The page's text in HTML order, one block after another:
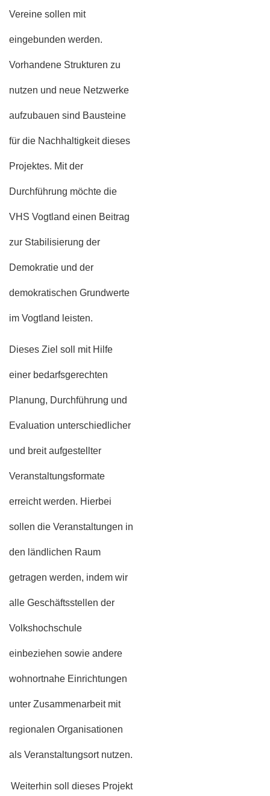
Vereine sollen mit
eingebunden werden.
Vorhandene Strukturen zu
nutzen und neue Netzwerke
aufzubauen sind Bausteine
für die Nachhaltigkeit dieses
Projektes. Mit der
Durchführung möchte die
VHS Vogtland einen Beitrag
zur Stabilisierung der
Demokratie und der
demokratischen Grundwerte
im Vogtland leisten.
Dieses Ziel soll mit Hilfe
einer bedarfsgerechten
Planung, Durchführung und
Evaluation unterschiedlicher
und breit aufgestellter
Veranstaltungsformate
erreicht werden. Hierbei
sollen die Veranstaltungen in
den ländlichen Raum
getragen werden, indem wir
alle Geschäftsstellen der
Volkshochschule
einbeziehen sowie andere
wohnortnahe Einrichtungen
unter Zusammenarbeit mit
regionalen Organisationen
als Veranstaltungsort nutzen.
Weiterhin soll dieses Projekt